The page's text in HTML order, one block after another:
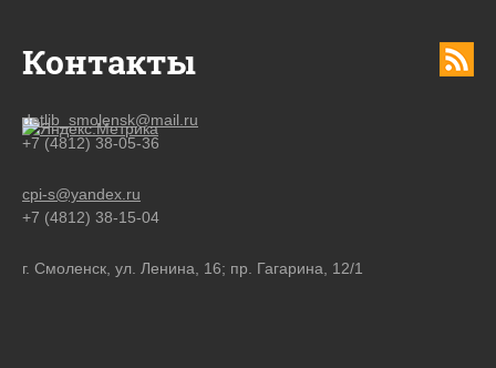
Контакты
detlib_smolensk@mail.ru
+7 (4812) 38-05-36
cpi-s@yandex.ru
+7 (4812) 38-15-04
г. Смоленск, ул. Ленина, 16; пр. Гагарина, 12/1